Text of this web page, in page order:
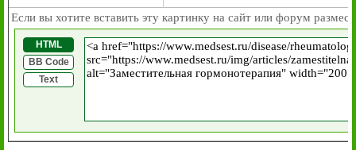
Если вы хотите вставить эту картинку на сайт или форум
HTML
BB Code
Text